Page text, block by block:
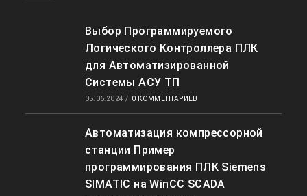
Выбор Программируемого
Логического Контроллера ПЛК
для Автоматизированной
Системы АСУ ТП
05.06.2024 / 0 КОММЕНТАРИЕВ
Автоматизация компрессорной
станции Пример
программирования ПЛК Siemens
SIMATIC на WinCC SCADA